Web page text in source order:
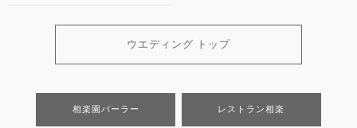
ウエディング トップ
相楽園パーラー レストラン相楽